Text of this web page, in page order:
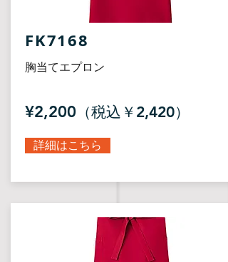
FK7168
胸当てエプロン
¥2,200 （税込￥2,420）
詳細はこちら